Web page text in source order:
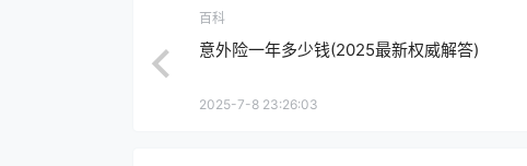
百科
意外险一年多少钱(2025最新权威解答)
2025-7-8 23:26:03